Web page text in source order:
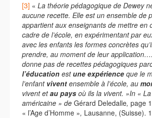
[3] « La théorie pédagogique de Dewey
aucune recette. Elle est un ensemble de
appartient aux enseignants de mettre en
cadre de l’école, en expérimentant par
avec les enfants les formes concrètes
prendre, au moment de leur
donne pas de recettes pédagogiques
l’éducation estune expérience que le
l’enfant vivent ensemble à l’école, au
vivent etau pays où ils la vivent. »In «
américaine » de Gérard Deledalle, page
« l’Age d’Homme », Lausanne, (Suisse).